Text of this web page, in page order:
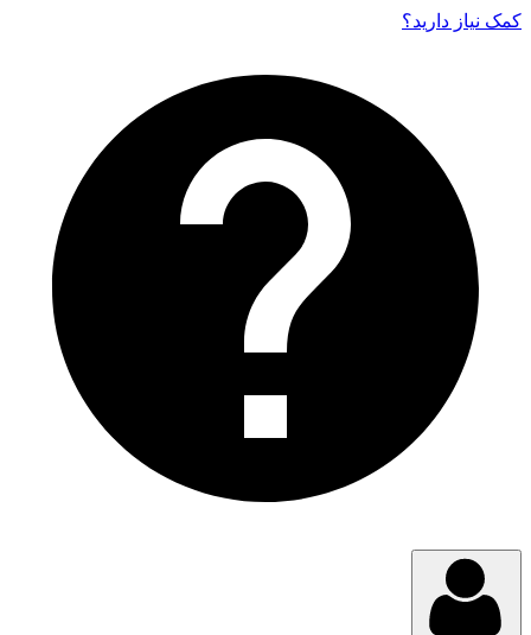
کمک نیاز دارید‌؟